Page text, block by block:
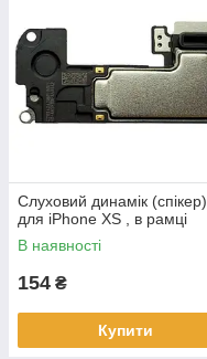
Слуховий динамік (спікер)
для iPhone XS , в рамці
В наявності
154 ₴
Купити